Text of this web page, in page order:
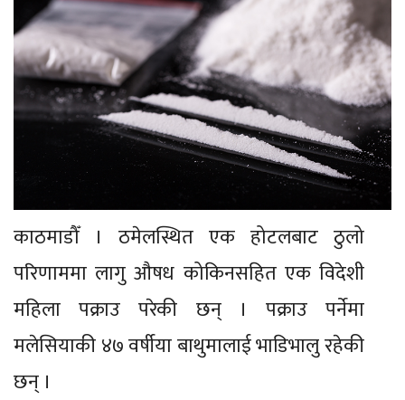
काठमाडौँ । ठमेलस्थित एक होटलबाट ठुलो
परिणाममा लागु औषध कोकिनसहित एक विदेशी
महिला पक्राउ परेकी छन् । पक्राउ पर्नेमा
मलेसियाकी ४७ वर्षीया बाथुमालाई भाडिभालु रहेकी
छन् ।